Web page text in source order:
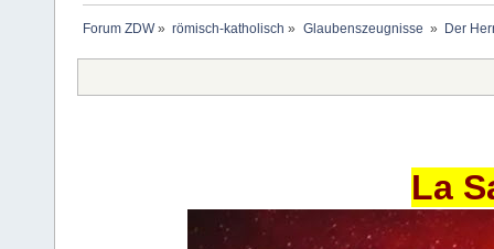
Forum ZDW» römisch-katholisch » Glaubenszeugnisse » Der
La